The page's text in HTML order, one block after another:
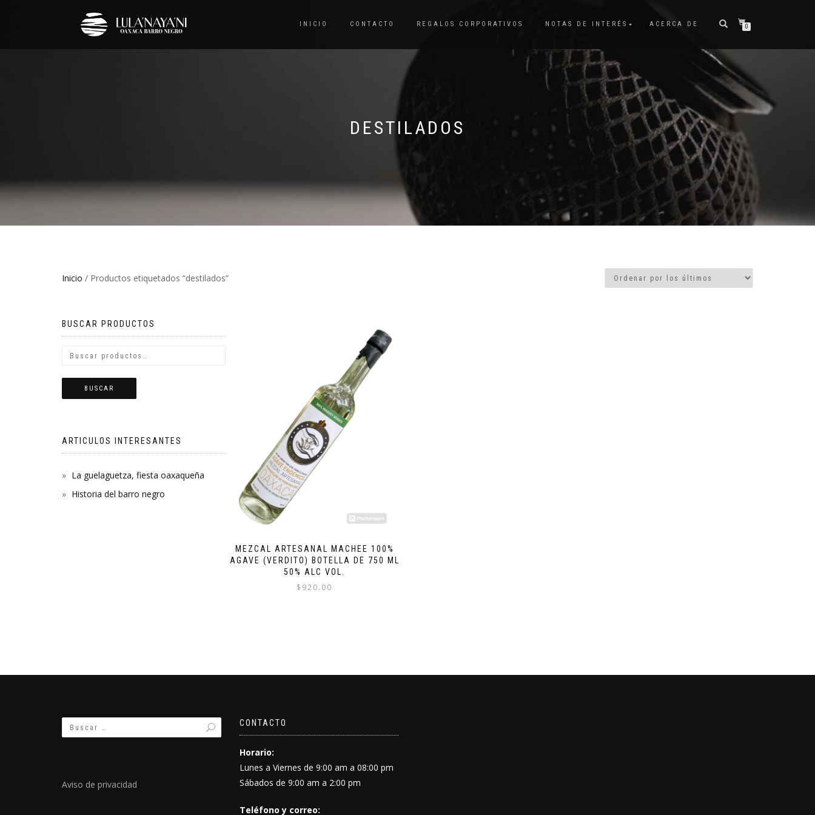
INICIO CONTACTO REGALOS CORPORATIVOS NOTAS DE INTERÉS ACERCA DE 0
DESTILADOS
Inicio / Productos etiquetados “destilados”
MEZCAL ARTESANAL MACHEE 100%
AGAVE (VERDITO) BOTELLA DE 750 ML
50% ALC VOL.
$ 920.00
BUSCAR PRODUCTOS
BUSCAR
ARTICULOS INTERESANTES
La guelaguetza, fiesta oaxaqueña
Historia del barro negro
Aviso de privacidad
CONTACTO
Horario:
Lunes a Viernes de 9:00 am a 08:00 pm
Sábados de 9:00 am a 2:00 pm
Teléfono y correo: